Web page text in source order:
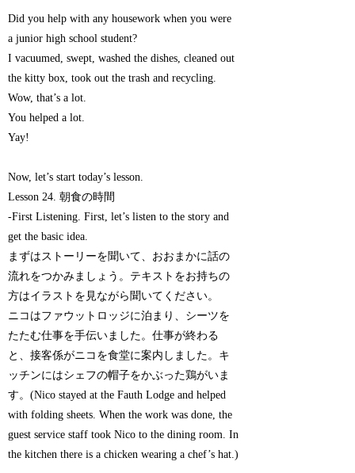
Did you help with any housework when you were
a junior high school student?
I vacuumed, swept, washed the dishes, cleaned out
the kitty box, took out the trash and recycling.
Wow, that’s a lot.
You helped a lot.
Yay!
Now, let’s start today’s lesson.
Lesson 24. 朝食の時間
-First Listening. First, let’s listen to the story and
get the basic idea.
まずはストーリーを聞いて、おおまかに話の
流れをつかみましょう。テキストをお持ちの
方はイラストを見ながら聞いてください。
ニコはファウットロッジに泊まり、シーツを
たたむ仕事を手伝いました。仕事が終わる
と、接客係がニコを食堂に案内しました。キ
ッチンにはシェフの帽子をかぶった鶏がいま
す。(Nico stayed at the Fauth Lodge and helped
with folding sheets. When the work was done, the
guest service staff took Nico to the dining room. In
the kitchen there is a chicken wearing a chef’s hat.)